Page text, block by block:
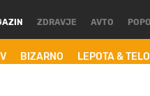
BIZARNO LEPOTA & TELO
ZDRAVJE AVTO